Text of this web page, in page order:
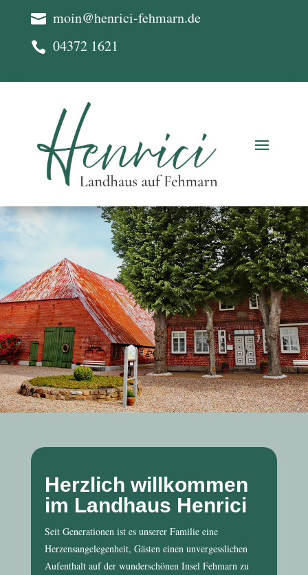
 moin@henrici-fehmarn.de
 04372 1621
Herzlich willkommen
im Landhaus Henrici
Seit Generationen ist es unserer Familie eine
Herzensangelegenheit, Gästen einen unvergesslichen
Aufenthalt auf der wunderschönen Insel Fehmarn zu